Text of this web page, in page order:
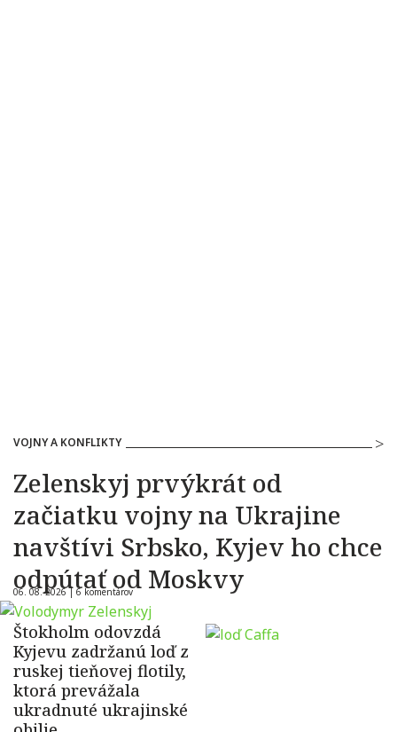
VOJNY A KONFLIKTY
Zelenskyj prvýkrát od
začiatku vojny na Ukrajine
navštívi Srbsko, Kyjev ho chce
odpútať od Moskvy
06. 08. 2026 | 6 komentárov
Štokholm odovzdá
Kyjevu zadržanú loď z
ruskej tieňovej flotily,
ktorá prevážala
ukradnuté ukrajinské